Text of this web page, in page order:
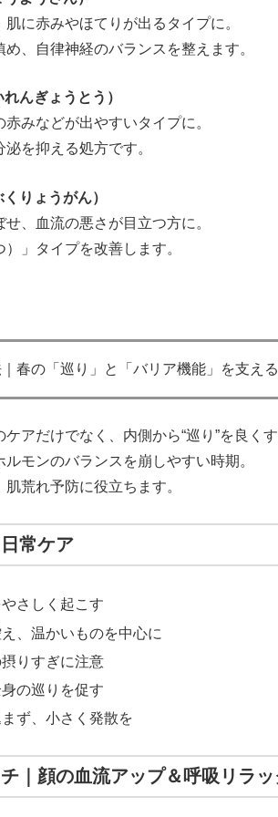
に赤みやほてりが出るタイプに。
、自律神経のバランスを整えます。
んぎょうとう）
みなどが出やすいタイプに。
を抑える処方です。
りょうがん）
、血流の悪さが目立つ方に。
」タイプを改善します。
春の「巡り」と「バリア機能」を支え
ケアだけでなく、内側から“巡り”を良く
モンのバランスを崩しやすい時期。
荒れ予防に役立ちます。
常ケア
さしく起こす
、温かいものを中心に
りすぎに注意
の巡りを促す
ず、小さく発散を
｜顔の血流アップ＆呼吸リラ